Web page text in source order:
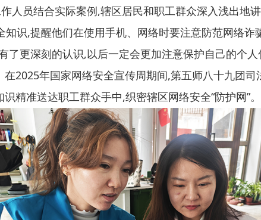
人员结合实际案例,辖区居民和职工群众深入浅出地
识,提醒他们在使用手机、网络时要注意防范网络
更深刻的认识,以后一定会更加注意保护自己的个人
在2025年国家网络安全宣传周期间,第五师八十九团
精准送达职工群众手中,织密辖区网络安全“防护网”。